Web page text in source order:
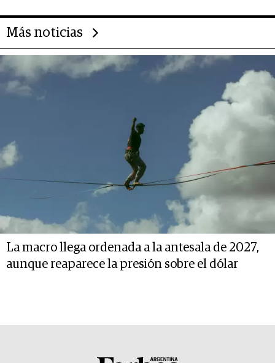
Más noticias
La macro llega ordenada a la antesala de 2027,
aunque reaparece la presión sobre el dólar